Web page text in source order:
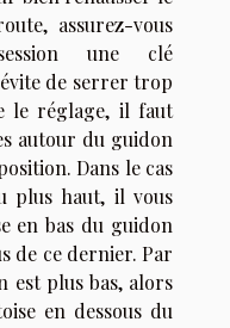
assurez-vous
une clé
de serrer trop
le réglage, il faut
autour du guidon
Dans le cas
plus haut, il vous
en bas du guidon
de ce dernier. Par
est plus bas, alors
en dessous du